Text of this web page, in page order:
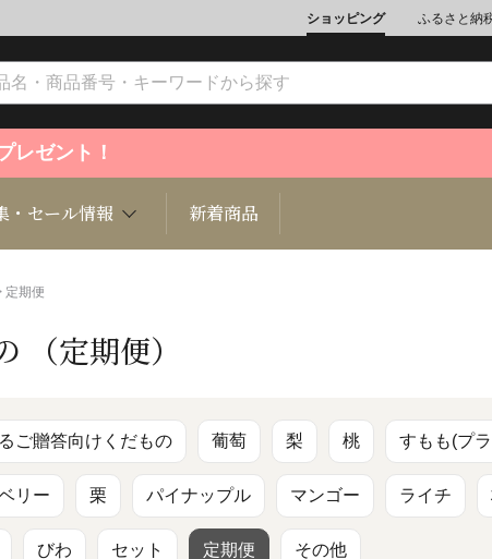
ショッピング ふるさと納
レゼント！
総菜 麺類/つ
リンク 調味料 乳製品/
化
ョン 定期購読雑誌 書籍
ビー 伝統工芸 事務用品
・セール情報 新着商品
定期便
（定期便）
ご贈答向けくだもの 葡萄 梨 桃 すもも(プ
リー 栗 パイナップル マンゴー ライチ
びわ セット 定期便 その他